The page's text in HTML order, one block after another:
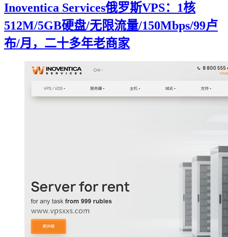
Inoventica Services俄罗斯VPS：1核
512M/5GB硬盘/无限流量/150Mbps/99卢
布/月，二十多年老商家